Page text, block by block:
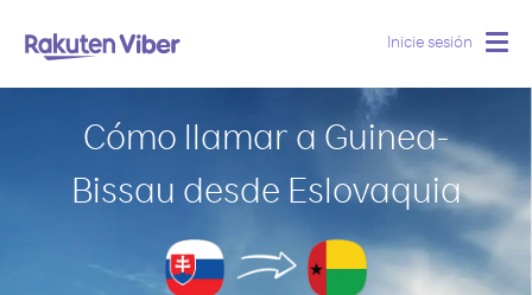
Inicie sesión
Cómo llamar a Guinea-
Bissau desde Eslovaquia